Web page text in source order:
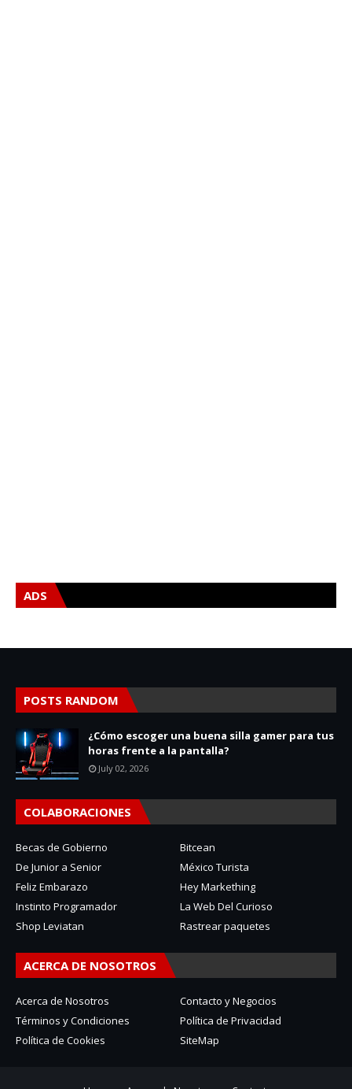
ADS
POSTS RANDOM
¿Cómo escoger una buena silla gamer para tus
horas frente a la pantalla?
July 02, 2026
COLABORACIONES
Becas de Gobierno
Bitcean
De Junior a Senior
México Turista
Feliz Embarazo
Hey Markething
Instinto Programador
La Web Del Curioso
Shop Leviatan
Rastrear paquetes
ACERCA DE NOSOTROS
Acerca de Nosotros
Contacto y Negocios
Términos y Condiciones
Política de Privacidad
Política de Cookies
SiteMap